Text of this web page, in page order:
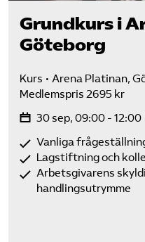
Grundkurs i
Göteborg
Kurs
Arena Platinan,
Medlemspris 2695 kr
30 sep, 09:00 - 12:00
Vanliga
Lagstiftning och
Arbetsgivarens
handlingsutrymme